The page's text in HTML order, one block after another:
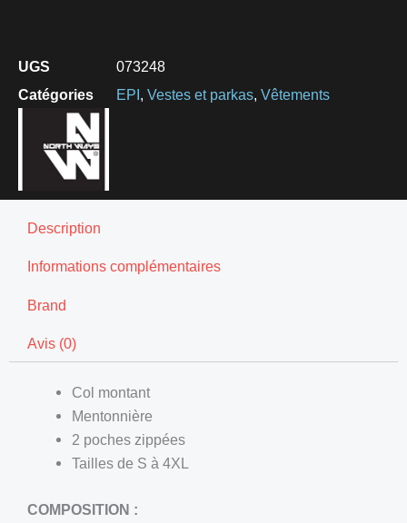
UGS
073248
Catégories
EPI Vestes et parkas Vêtements
Description
Informations complémentaires
Brand
Avis (0)
Col montant
Mentonnière
2 poches zippées
Tailles de S à 4XL
COMPOSITION :